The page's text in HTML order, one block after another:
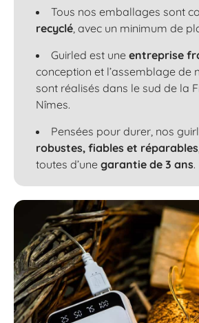
Tous nos emballages sont
recyclé, avec un minimum de
Guirled est une entreprise
conception et l’assemblage de
sont réalisés dans le sud de la
Nîmes.
Pensées pour durer, nos
robustes, fiables et réparables
toutes d’une garantie de 3 ans.